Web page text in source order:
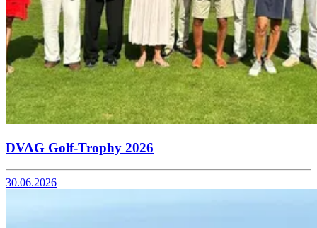
DVAG Golf-Trophy 2026
30.06.2026